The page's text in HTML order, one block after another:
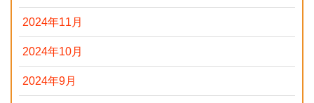
2024年11月
2024年10月
2024年9月